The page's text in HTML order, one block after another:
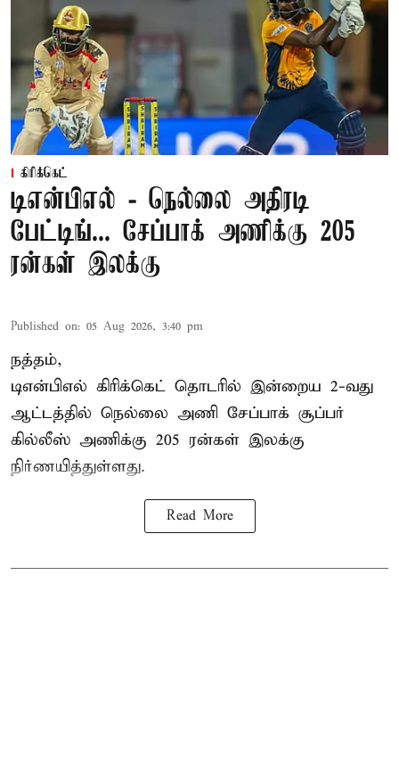
கிரிக்கெட்
டிஎன்பிஎல் - நெல்லை அதிரடி
பேட்டிங்... சேப்பாக் அணிக்கு 205
ரன்கள் இலக்கு
Published on: 05 Aug 2026, 3:40 pm
நத்தம்,
டிஎன்பிஎல் கிரிக்கெட் தொடரில் இன்றைய 2-வது
ஆட்டத்தில் நெல்லை அணி சேப்பாக் சூப்பர்
கில்லீஸ் அணிக்கு 205 ரன்கள் இலக்கு
நிர்ணயித்துள்ளது.
Read More